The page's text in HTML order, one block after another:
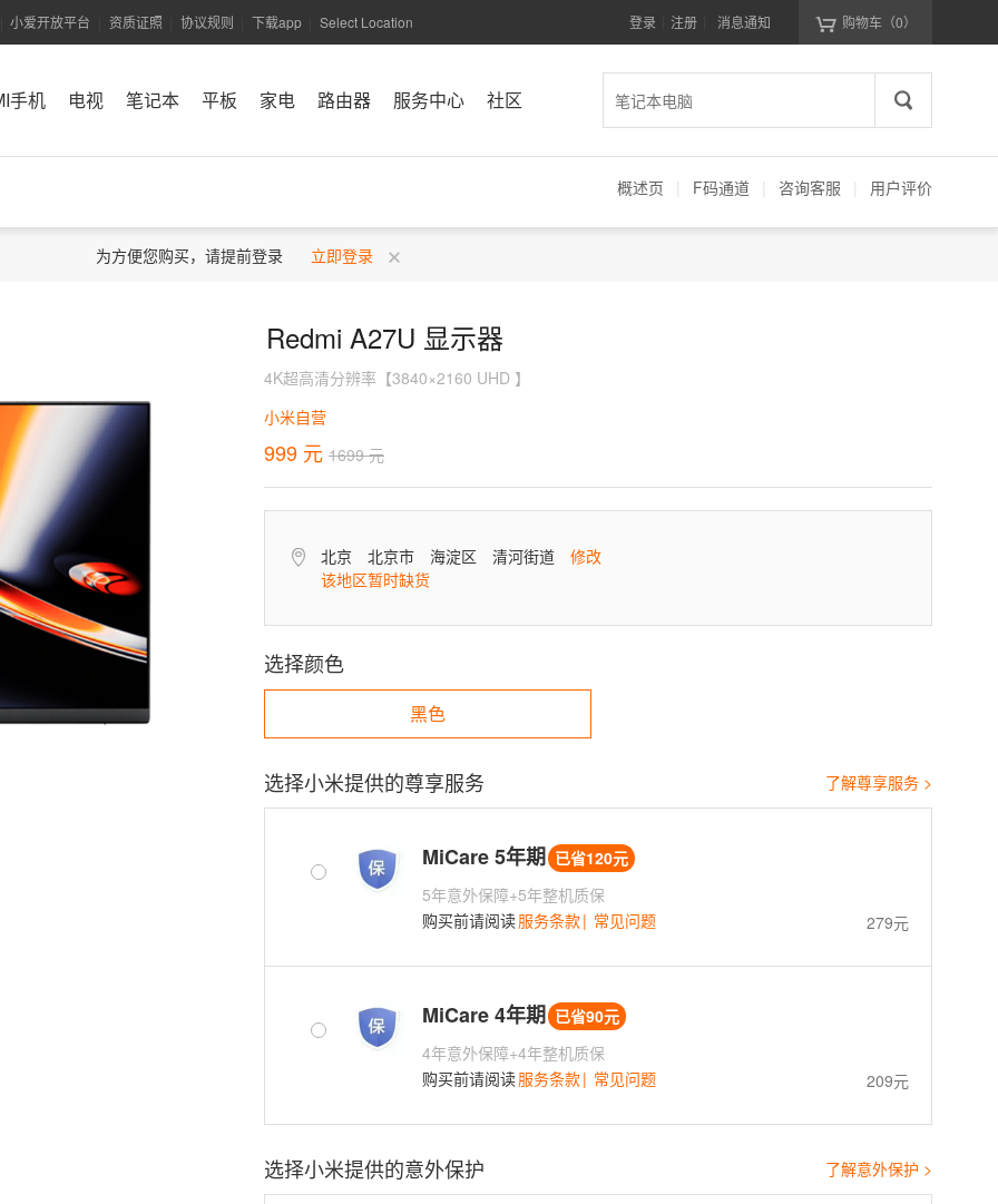
小爱开放平台 资质证照 协议规则 下载app Select Location 购物车（0）
登录 注册 消息通知
手机 电视 笔记本 平板 家电 路由器 服务中心 社区
概述页 F码通道 咨询客服 用户评价
为方便您购买，请提前登录 立即登录
Redmi A27U 显示器
4K超高清分辨率【3840×2160 UHD 】
小米自营
999 元 1699 元
北京 北京市 海淀区 清河街道
修改
该地区暂时缺货
选择颜色
黑色
选择小米提供的尊享服务 了解尊享服务 >
√
MiCare 5年期 已省120元
5年意外保障+5年整机质保
购买前请阅读服务条款| 常见问题 279元
√
MiCare 4年期 已省90元
4年意外保障+4年整机质保
购买前请阅读服务条款| 常见问题 209元
选择小米提供的意外保护 了解意外保护 >